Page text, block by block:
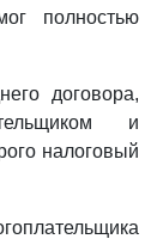
полностью
договора,
и
налоговый